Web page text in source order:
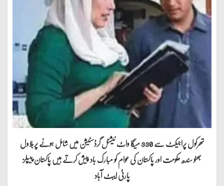
تھرکول پراجیکٹ سے 330 میگا واٹ نیشنل گرڈسٹیشن میں شامل ہونے پربلاول
بھٹو سندھ حکومت اور پاکستان کی عوام کو مبارک باد پیش کرتے ہیں پاکستان پیپلز
پارٹی ایبٹ آباد